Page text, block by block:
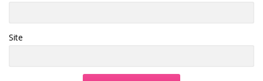
Site